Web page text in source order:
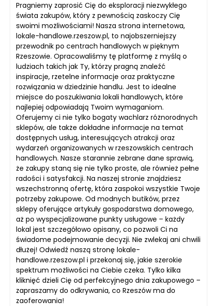
Pragniemy zaprosić Cię do eksploracji niezwykłego
świata zakupów, który z pewnością zaskoczy Cię
swoimi możliwościami! Nasza strona internetowa,
lokale-handlowe.rzeszow.pl, to najobszerniejszy
przewodnik po centrach handlowych w pięknym
Rzeszowie. Opracowaliśmy tę platformę z myślą o
ludziach takich jak Ty, którzy pragną znaleźć
inspiracje, rzetelne informacje oraz praktyczne
rozwiązania w dziedzinie handlu. Jest to idealne
miejsce do poszukiwania lokali handlowych, które
najlepiej odpowiadają Twoim wymaganiom.
Oferujemy ci nie tylko bogaty wachlarz różnorodnych
sklepów, ale także dokładne informacje na temat
dostępnych usług, interesujących atrakcji oraz
wydarzeń organizowanych w rzeszowskich centrach
handlowych. Nasze starannie zebrane dane sprawią,
że zakupy staną się nie tylko proste, ale również pełne
radości i satysfakcji. Na naszej stronie znajdziesz
wszechstronną ofertę, która zaspokoi wszystkie Twoje
potrzeby zakupowe. Od modnych butików, przez
sklepy oferujące artykuły gospodarstwa domowego,
aż po wyspecjalizowane punkty usługowe – każdy
lokal jest szczegółowo opisany, co pozwoli Ci na
świadome podejmowanie decyzji. Nie zwlekaj ani chwili
dłużej! Odwiedź naszą stronę lokale-
handlowe.rzeszow.pl i przekonaj się, jakie szerokie
spektrum możliwości na Ciebie czeka. Tylko kilka
kliknięć dzieli Cię od perfekcyjnego dnia zakupowego –
zapraszamy do odkrywania, co Rzeszów ma do
zaoferowania!